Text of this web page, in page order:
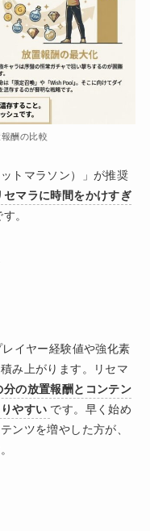
酬の比較
トマラソン）」が推奨
マラに時間をかけすぎ
。
イヤー経験値や強化素
み上がります。リセマ
分の放置報酬とコンテン
やすい です。早く始め
ンツを増やした方が、